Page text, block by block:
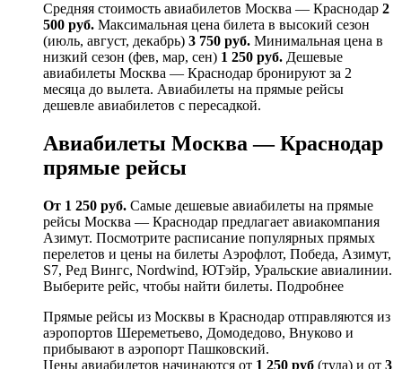
Средняя стоимость авиабилетов Москва — Краснодар 2
500 руб. Максимальная цена билета в высокий сезон
(июль, август, декабрь) 3 750 руб. Минимальная цена в
низкий сезон (фев, мар, сен) 1 250 руб. Дешевые
авиабилеты Москва — Краснодар бронируют за 2
месяца до вылета. Авиабилеты на прямые рейсы
дешевле авиабилетов с пересадкой.
Авиабилеты Москва — Краснодар
прямые рейсы
От 1 250 руб. Cамые дешевые авиабилеты на прямые
рейсы Москва — Краснодар предлагает авиакомпания
Азимут. Посмотрите расписание популярных прямых
перелетов и цены на билеты Аэрофлот, Победа, Азимут,
S7, Ред Вингс, Nordwind, ЮТэйр, Уральские авиалинии.
Выберите рейс, чтобы найти билеты. Подробнее
Прямые рейсы из Москвы в Краснодар отправляются из
аэропортов Шереметьево, Домодедово, Внуково и
прибывают в аэропорт Пашковский.
Цены авиабилетов начинаются от 1 250 руб (туда) и от 3